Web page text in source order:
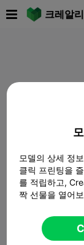
크레알
모델의 상세 정
클릭 프린팅을
를 적립하고,
짝 선물을 열어